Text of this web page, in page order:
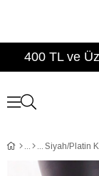
400 TL ve